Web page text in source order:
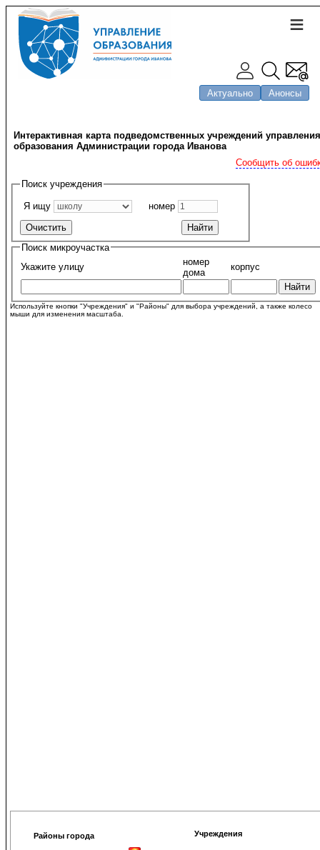
Актуально Анонсы
Интерактивная карта подведомственных учреждений управления
образования Администрации города Иванова
Сообщить об
Поиск учреждения
Я ищу номер
Поиск микроучастка
Укажите улицу
номер
дома
корпус
Используйте кнопки "Учреждения" и "Районы" для выбора учреждений, а также колесо
мыши для изменения масштаба.
Районы города Учреждения